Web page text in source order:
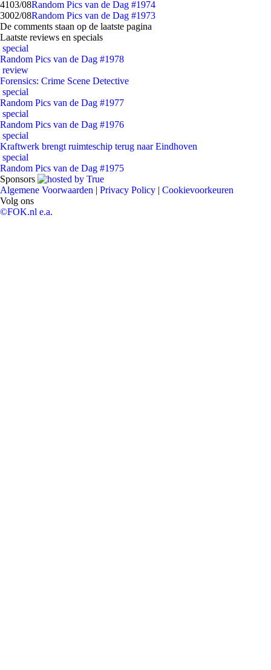
4103/08Random Pics van de Dag #1974
3002/08Random Pics van de Dag #1973
De comments staan op de laatste pagina
Laatste reviews en specials
special
Random Pics van de Dag #1978
review
Forensics: Crime Scene Detective
special
Random Pics van de Dag #1977
special
Random Pics van de Dag #1976
special
Kraftwerk brengt ruimteschip terug naar Eindhoven
special
Random Pics van de Dag #1975
Sponsors
Algemene Voorwaarden | Privacy Policy | Cookievoorkeuren
Volg ons
©FOK.nl e.a.